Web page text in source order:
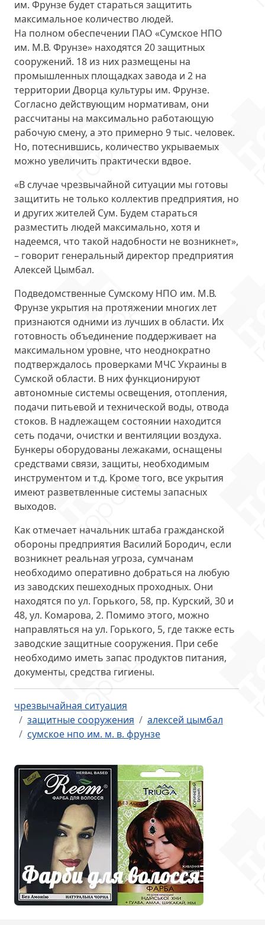
им. Фрунзе будет стараться защитить
максимальное количество людей.
На полном обеспечении ПАО «Сумское НПО
им. М.В. Фрунзе» находятся 20 защитных
сооружений. 18 из них размещены на
промышленных площадках завода и 2 на
территории Дворца культуры им. Фрунзе.
Согласно действующим нормативам, они
рассчитаны на максимально работающую
рабочую смену, а это примерно 9 тыс. человек.
Но, потеснившись, количество укрываемых
можно увеличить практически вдвое.
«В случае чрезвычайной ситуации мы готовы
защитить не только коллектив предприятия, но
и других жителей Сум. Будем стараться
разместить людей максимально, хотя и
надеемся, что такой надобности не возникнет»,
– говорит генеральный директор предприятия
Алексей Цымбал.
Подведомственные Сумскому НПО им. М.В.
Фрунзе укрытия на протяжении многих лет
признаются одними из лучших в области. Их
готовность объединение поддерживает на
максимальном уровне, что неоднократно
подтверждалось проверками МЧС Украины в
Сумской области. В них функционируют
автономные системы освещения, отопления,
подачи питьевой и технической воды, отвода
стоков. В надлежащем состоянии находится
сеть подачи, очистки и вентиляции воздуха.
Бункеры оборудованы лежаками, оснащены
средствами связи, защиты, необходимым
инструментом и т.д. Кроме того, все укрытия
имеют разветвленные системы запасных
выходов.
Как отмечает начальник штаба гражданской
обороны предприятия Василий Бородич, если
возникнет реальная угроза, сумчанам
необходимо оперативно добраться на любую
из заводских пешеходных проходных. Они
находятся по ул. Горького, 58, пр. Курский, 30 и
48, ул. Комарова, 2. Помимо этого, можно
направляться на ул. Горького, 5, где также есть
заводские защитные сооружения. При себе
необходимо иметь запас продуктов питания,
документы, средства гигиены.
чрезвычайная ситуация
защитные сооружения
алексей цымбал
сумское нпо им. м. в. фрунзе